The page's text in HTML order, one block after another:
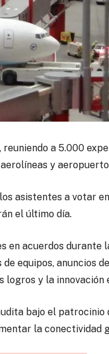
a 5.000
y
asistentes a votar
el último día.
en acuerdos durante
equipos, anuncios
logros y la innovación
bajo el patrocinio
la conectividad